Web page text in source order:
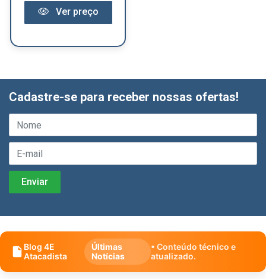
Ver preço
Cadastre-se para receber nossas ofertas!
Blog 4E
Atacadista
Últimas
Notícias
• Conteúdo técnico e
atualizado.